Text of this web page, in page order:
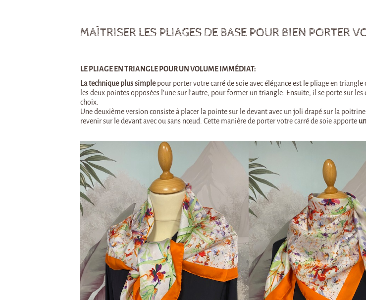
MAÎTRISER LES PLIAGES DE BASE POUR BIEN PORTER
LE PLIAGE EN TRIANGLE POUR UN VOLUME IMMÉDIAT:
La technique plus simplepour porter votre carré de soie avec élégance est le pliage en
les deux pointes opposées l’une sur l’autre, pour former un triangle. Ensuite, il se porte sur
choix.
Une deuxième version consiste à placer la pointe sur le devant avec un joli drapé sur la
revenir sur le devant avec ou sans nœud. Cette manière de porter votre carré de soie apporte